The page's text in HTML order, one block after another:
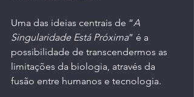
Uma das ideias centrais de “A
Singularidade Está Próxima” é a
possibilidade de transcendermos as
limitações da biologia, através da
fusão entre humanos e tecnologia.